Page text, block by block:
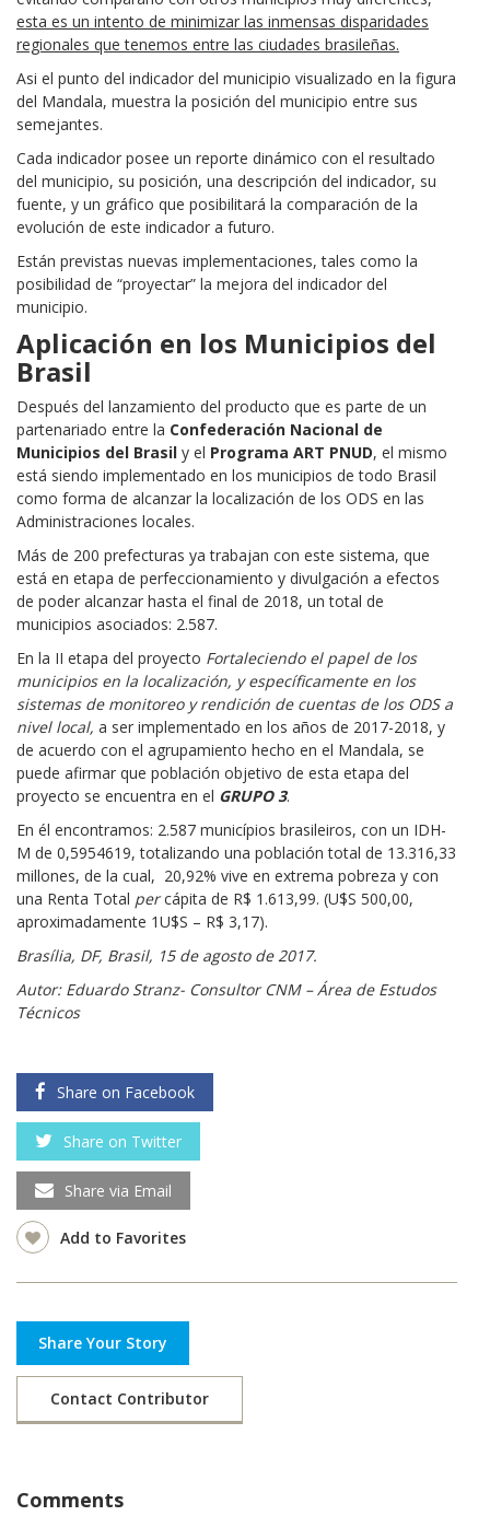
esta es un intento de minimizar las inmensas disparidades
regionales que tenemos entre las ciudades brasileñas.
Asi el punto del indicador del municipio visualizado en la figura
del Mandala, muestra la posición del municipio entre sus
semejantes.
Cada indicador posee un reporte dinámico con el resultado
del municipio, su posición, una descripción del indicador, su
fuente, y un gráfico que posibilitará la comparación de la
evolución de este indicador a futuro.
Están previstas nuevas implementaciones, tales como la
posibilidad de “proyectar” la mejora del indicador del
municipio.
Aplicación en los Municipios del
Brasil
Después del lanzamiento del producto que es parte de un
partenariado entre la Confederación Nacional de
Municipios del Brasil y el Programa ART PNUD, el mismo
está siendo implementado en los municipios de todo Brasil
como forma de alcanzar la localización de los ODS en las
Administraciones locales.
Más de 200 prefecturas ya trabajan con este sistema, que
está en etapa de perfeccionamiento y divulgación a efectos
de poder alcanzar hasta el final de 2018, un total de
municipios asociados: 2.587.
En la II etapa del proyecto Fortaleciendo el papel de los
municipios en la localización, y específicamente en los
sistemas de monitoreo y rendición de cuentas de los ODS a
nivel local, a ser implementado en los años de 2017-2018, y
de acuerdo con el agrupamiento hecho en el Mandala, se
puede afirmar que población objetivo de esta etapa del
proyecto se encuentra en el GRUPO 3.
En él encontramos: 2.587 municípios brasileiros, con un IDH-
M de 0,5954619, totalizando una población total de 13.316,33
millones, de la cual, 20,92% vive en extrema pobreza y con
una Renta Total percápita de R$ 1.613,99. (U$S 500,00,
aproximadamente 1U$S – R$ 3,17).
Brasília, DF, Brasil, 15 de agosto de 2017.
Autor: Eduardo Stranz- Consultor CNM – Área de Estudos
Técnicos
Share on Facebook
Share on Twitter
Share via Email
Add to Favorites
Share Your Story
Contact Contributor
Comments